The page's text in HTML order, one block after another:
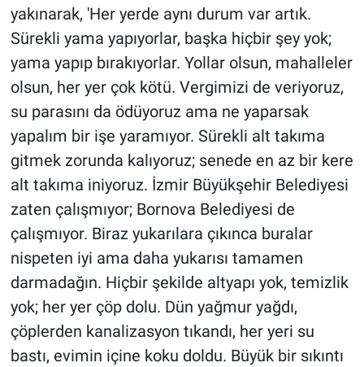
yakınarak, 'Her yerde aynı durum var artık.
Sürekli yama yapıyorlar, başka hiçbir şey yok;
yama yapıp bırakıyorlar. Yollar olsun, mahalleler
olsun, her yer çok kötü. Vergimizi de veriyoruz,
su parasını da ödüyoruz ama ne yaparsak
yapalım bir işe yaramıyor. Sürekli alt takıma
gitmek zorunda kalıyoruz; senede en az bir kere
alt takıma iniyoruz. İzmir Büyükşehir Belediyesi
zaten çalışmıyor; Bornova Belediyesi de
çalışmıyor. Biraz yukarılara çıkınca buralar
nispeten iyi ama daha yukarısı tamamen
darmadağın. Hiçbir şekilde altyapı yok, temizlik
yok; her yer çöp dolu. Dün yağmur yağdı,
çöplerden kanalizasyon tıkandı, her yeri su
bastı, evimin içine koku doldu. Büyük bir sıkıntı